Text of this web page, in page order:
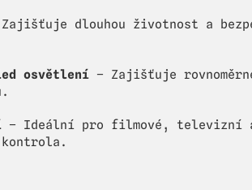
dlouhou životnost a
osvětlení – Zajišťuje
– Ideální pro filmové, televizní a